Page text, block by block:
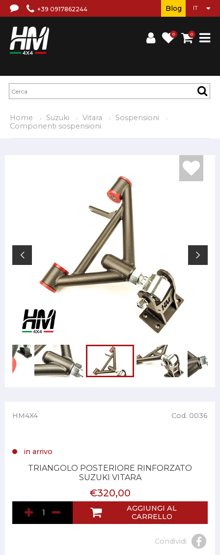
+39 0917862244
0 0
Blog
Home Suzuki Vitara
Sospensioni
Componenti sospensioni
HM4X4 Cod. 0036
in arrivo
TRIANGOLO POSTERIORE RINFORZATO
SUZUKI VITARA
€320,00
AGGIUNGI AL
CARRELLO
Condividi